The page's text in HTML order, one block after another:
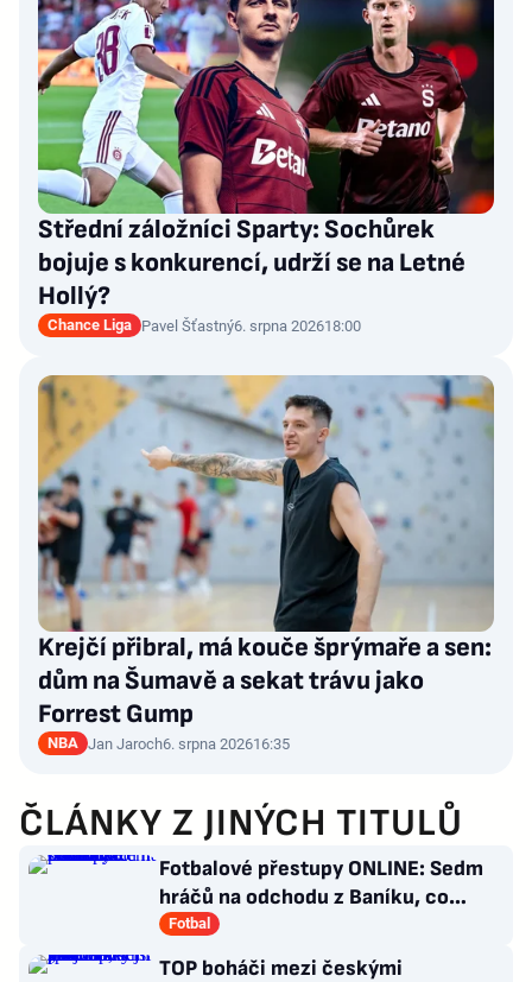
Střední záložníci Sparty: Sochůrek
bojuje s konkurencí, udrží se na Letné
Hollý?
Chance Liga Pavel Šťastný6. srpna 202618:00
Krejčí přibral, má kouče šprýmaře a sen:
dům na Šumavě a sekat trávu jako
Forrest Gump
NBA Jan Jaroch6. srpna 202616:35
ČLÁNKY Z JINÝCH TITULŮ
Fotbalové přestupy ONLINE: Sedm
hráčů na odchodu z Baníku, co
situace kolem Nombila?
Fotbal
TOP boháči mezi českými